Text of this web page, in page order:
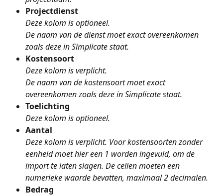
Projectdienst
Deze kolom is optioneel.
De naam van de dienst moet exact overeenkomen
zoals deze in Simplicate staat.
Kostensoort
Deze kolom is verplicht.
De naam van de kostensoort moet exact
overeenkomen zoals deze in Simplicate staat.
Toelichting
Deze kolom is optioneel.
Aantal
Deze kolom is verplicht. Voor kostensoorten zonder
eenheid moet hier een 1 worden ingevuld, om de
import te laten slagen. De cellen moeten een
numerieke waarde bevatten, maximaal 2 decimalen.
Bedrag